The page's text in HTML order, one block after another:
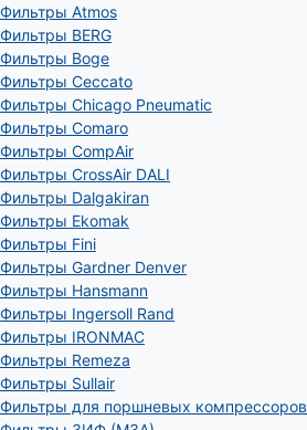
Фильтры Atmos
Фильтры BERG
Фильтры Boge
Фильтры Ceccato
Фильтры Chicago Pneumatic
Фильтры Comaro
Фильтры CompAir
Фильтры CrossAir DALI
Фильтры Dalgakiran
Фильтры Ekomak
Фильтры Fini
Фильтры Gardner Denver
Фильтры Hansmann
Фильтры Ingersoll Rand
Фильтры IRONMAC
Фильтры Remeza
Фильтры Sullair
Фильтры для поршневых компрессоров